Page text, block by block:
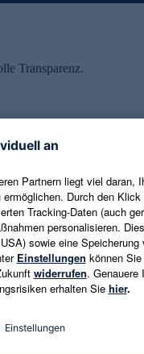
Transparenz.
in
E-Mail-
Es gelten die